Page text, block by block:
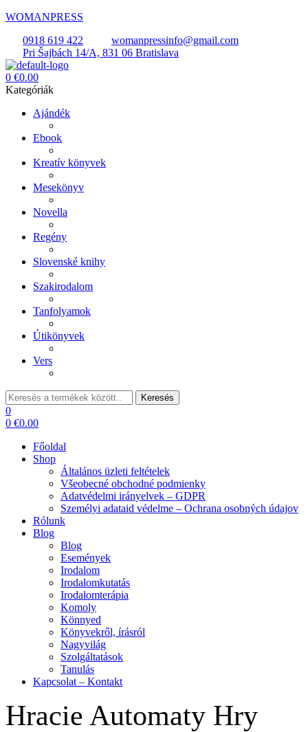
WOMANPRESS
0918 619 422
womanpressinfo@gmail.com
Pri Šajbách 14/A, 831 06 Bratislava
Menü
0 €0.00
Kategóriák
Ajándék
Ebook
Kreatív könyvek
Mesekönyv
Novella
Regény
Slovenské knihy
Szakirodalom
Tanfolyamok
Útikönyvek
Vers
Keresés: Keresés
0
0 €0.00
Főoldal
Shop
Általános üzleti feltételek
Všeobecné obchodné podmienky
Adatvédelmi irányelvek – GDPR
Személyi adataid védelme – Ochrana osobných údajov
Rólunk
Blog
Blog
Események
Irodalom
Irodalomkutatás
Irodalomterápia
Komoly
Könnyed
Könyvekről, írásról
Nagyvilág
Szolgáltatások
Tanulás
Kapcsolat – Kontakt
Hracie Automaty Hry